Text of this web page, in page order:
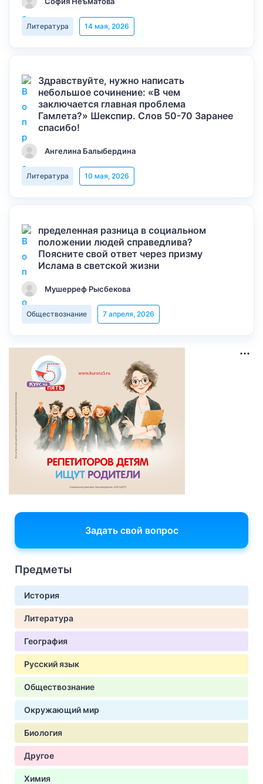
Литература 14 мая, 2026
Здравствуйте, нужно написать
небольшое сочинение: «В чем
заключается главная проблема
Гамлета?» Шекспир. Слов 50-70 Заранее
спасибо!
Ангелина Балыбердина
Литература 10 мая, 2026
пределенная разница в социальном
положении людей справедлива?
Поясните свой ответ через призму
Ислама в светской жизни
Мушерреф Рысбекова
Обществознание 7 апреля, 2026
Задать свой вопрос
Предметы
История
Литература
География
Русский язык
Обществознание
Окружающий мир
Биология
Другое
Химия